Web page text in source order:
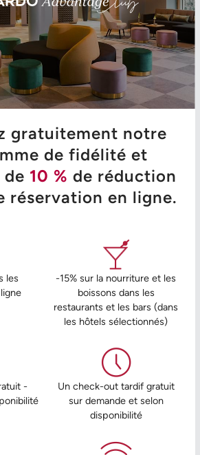
gratuitement notre
de fidélité et
10 % de réduction
réservation en ligne.
les
-15% sur la nourriture et les
boissons dans les
restaurants et les bars (dans
les hôtels sélectionnés)
-
Un check-out tardif gratuit
sur demande et selon
disponibilité